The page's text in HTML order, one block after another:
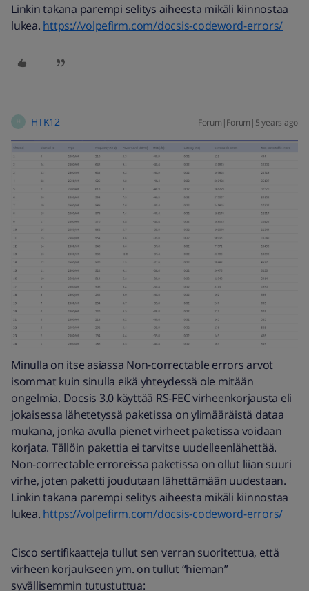
Linkin takana parempi selitys aiheesta mikäli kiinnostaa
lukea. https://volpefirm.com/docsis-codeword-errors/
HTK12 Forum|Forum|5 years ago
Minulla on itse asiassa Non-correctable errors arvot
isommat kuin sinulla eikä yhteydessä ole mitään
ongelmia. Docsis 3.0 käyttää RS-FEC virheenkorjausta eli
jokaisessa lähetetyssä paketissa on ylimääräistä dataa
mukana, jonka avulla pienet virheet paketissa voidaan
korjata. Tällöin pakettia ei tarvitse uudelleenlähettää.
Non-correctable erroreissa paketissa on ollut liian suuri
virhe, joten paketti joudutaan lähettämään uudestaan.
Linkin takana parempi selitys aiheesta mikäli kiinnostaa
lukea. https://volpefirm.com/docsis-codeword-errors/
Cisco sertifikaatteja tullut sen verran suoritettua, että
virheen korjaukseen ym. on tullut “hieman”
syvällisemmin tutustuttua: